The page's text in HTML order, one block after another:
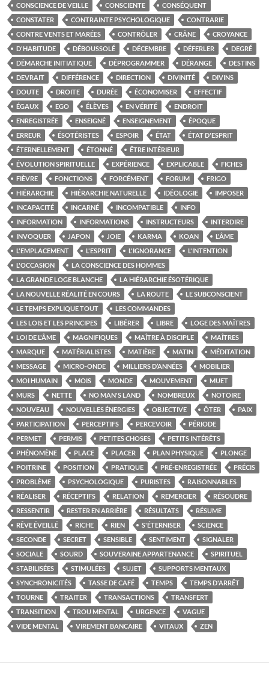
CONSCIENCE DE VEILLE
CONSCIENTE
CONSÉQUENT
CONSTATER
CONTRAINTE PSYCHOLOGIQUE
CONTRARIE
CONTRE VENTS ET MARÉES
CONTRÔLER CRÂNE
CROYANCE
D'HABITUDE
DÉBOUSSOLÉ DÉCEMBRE DÉFERLER
DEGRÉ
DÉMARCHE INITIATIQUE
DÉPROGRAMMER DÉRANGE
DESTINS
DEVRAIT
DIFFÉRENCE DIRECTION DIVINITÉ
DIVINS
DOUTE
DROITE DURÉE ÉCONOMISER
EFFECTIF
ÉGAUX
EGO ÉLÈVES EN VÉRITÉ
ENDROIT
ENREGISTRÉE
ENSEIGNÉ ENSEIGNEMENT
ÉPOQUE
ERREUR
ÉSOTÉRISTES ESPOIR ÉTAT
ÉTAT D'ESPRIT
ÉTERNELLEMENT
ÉTONNÉ
ÊTRE INTÉRIEUR
ÉVOLUTION SPIRITUELLE
EXPÉRIENCE EXPLICABLE
FICHES
FIÈVRE
FONCTIONS FORCÉMENT FORUM
FRIGO
HIÉRARCHIE
HIÉRARCHIE NATURELLE IDÉOLOGIE
IMPOSER
INCAPACITÉ
INCARNÉ INCOMPATIBLE
INFO
INFORMATION
INFORMATIONS INSTRUCTEURS
INTERDIRE
INVOQUER
JAPON JOIE KARMA KOAN
L'ÂME
L'EMPLACEMENT
L'ESPRIT L'IGNORANCE
L'INTENTION
L'OCCASION
LA CONSCIENCE DES HOMMES
LA GRANDE LOGE BLANCHE
LA HIÉRARCHIE ÉSOTÉRIQUE
LA NOUVELLE RÉALITÉ EN COURS
LA ROUTE
LE SUBCONSCIENT
LE TEMPS EXPLIQUE TOUT
LES COMMANDES
LES LOIS ET LES PRINCIPES
LIBÉRER LIBRE
LOGE DES MAÎTRES
LOI DE L'ÂME
MAGNIFIQUES MAÎTRE À DISCIPLE
MAÎTRES
MARQUE
MATÉRIALISTES MATIÈRE MATIN
MÉDITATION
MESSAGE
MICRO-ONDE MILLIERS D’ANNÉES
MOBILIER
MOI HUMAIN
MOIS MONDE MOUVEMENT
MUET
MURS
NETTE NO MAN'S LAND NOMBREUX
NOTOIRE
NOUVEAU
NOUVELLES ÉNERGIES OBJECTIVE ÔTER
PAIX
PARTICIPATION
PERCEPTIFS PERCEVOIR
PÉRIODE
PERMET
PERMIS PETITES CHOSES
PETITS INTÉRÊTS
PHÉNOMÈNE
PLACE PLACER PLAN PHYSIQUE
PLONGE
POITRINE
POSITION PRATIQUE PRÉ-ENREGISTRÉE
PRÉCIS
PROBLÈME
PSYCHOLOGIQUE PURISTES
RAISONNABLES
RÉALISER
RÉCEPTIFS RELATION REMERCIER
RÉSOUDRE
RESSENTIR
RESTER EN ARRIÈRE RÉSULTATS
RÉSUME
RÊVE ÉVEILLÉ
RICHE RIEN S'ÉTERNISER
SCIENCE
SECONDE
SECRET SENSIBLE SENTIMENT
SIGNALER
SOCIALE
SOURD SOUVERAINE APPARTENANCE
SPIRITUEL
STABILISÉES
STIMULÉES SUJET
SUPPORTS MENTAUX
SYNCHRONICITÉS
TASSE DE CAFÉ TEMPS
TEMPS D'ARRÊT
TOURNE
TRAITER TRANSACTIONS
TRANSFERT
TRANSITION
TROU MENTAL URGENCE
VAGUE
VIDE MENTAL
VIREMENT BANCAIRE VITAUX ZEN